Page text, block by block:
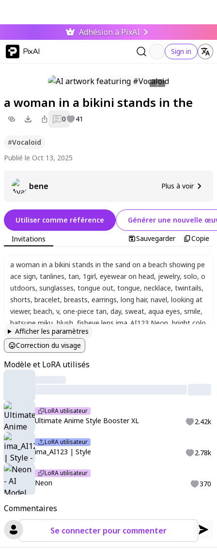
Adhésion à PixAI
PixAI Sign in
a woman in a bikini stands in the
0 41
#Vocaloid
Publié le Oct 13, 2025
bene Plus à voir
Commentaires
Se connecter pour commenter
Utiliser comme référence Générer une nouvelle
Invitations Sauvegarder Copie
a woman in a bikini stands in the sand on a beach showing pe
ace sign, tanlines, tan, 1girl, eyewear on head, jewelry, solo, o
utdoors, sunglasses, tongue out, tongue, necklace, twintails,
shorts, bracelet, breasts, earrings, long hair, navel, looking at
viewer, beach, v, one-piece tan, day, sweat, aqua eyes, smile,
hatsune miku blush fisheye lens ima_AI123 Neon bright colo
rs, bright shadows.,((Anime illustration)) ((Incarnate detail))
((Masterpiece)) ((Highest quality))
Afficher les paramètres
Correction du visage
Modèle et LoRA utilisés
LoRA utilisateur
Ultimate Anime Style Booster XL 2.42k
LoRA utilisateur
ima_AI123 | Style 2.78k
LoRA utilisateur
Neon 370